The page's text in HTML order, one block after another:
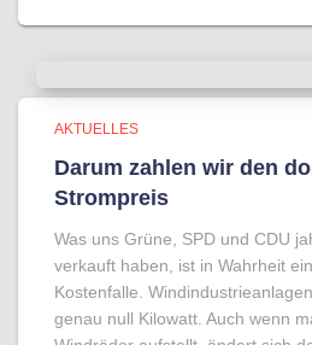
AKTUELLES
Darum zahlen wir den
Strompreis
Was uns Grüne, SPD und CDU
verkauft haben, ist in Wahrheit
Kostenfalle.
genau null Kilowatt. Auch wenn